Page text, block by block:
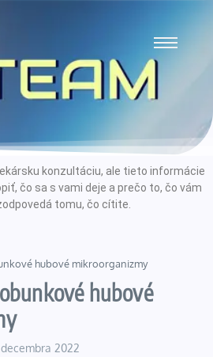
konzultáciu, ale tieto informácie
čo sa s vami deje a prečo to, čo vám
tomu, čo cítite.
hubové mikroorganizmy
hubové
decembra 2022